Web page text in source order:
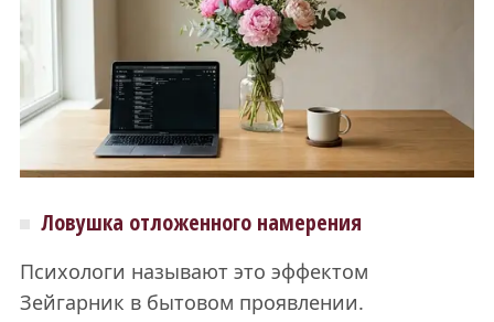
Ловушка отложенного намерения
Психологи называют это эффектом
Зейгарник в бытовом проявлении.